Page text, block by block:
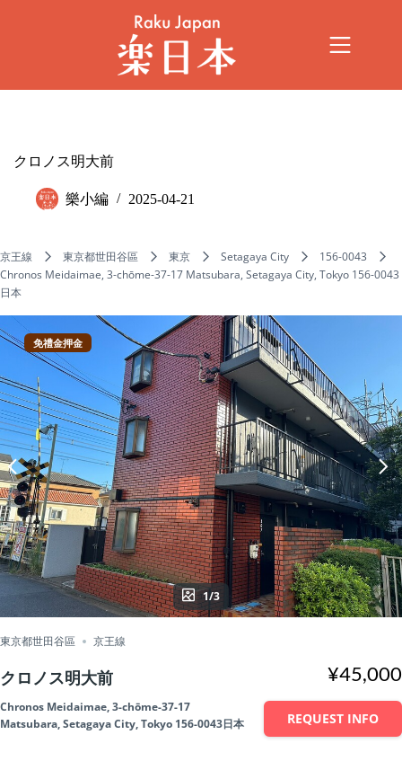
クロノス明大前
樂小編 2025-04-21
京王線 東京都世田谷區 東京 Setagaya City
156-0043
Chronos Meidaimae, 3-chōme-37-17 Matsubara, Setagaya City, Tokyo 156-0043
日本
免禮金押金
1/3
東京都世田谷區 京王線
クロノス明大前
Chronos Meidaimae, 3-chōme-37-17
Matsubara, Setagaya City, Tokyo 156-0043日本
¥45,000
REQUEST INFO